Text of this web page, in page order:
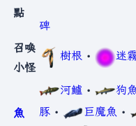
點
碑
召喚
小怪
樹根 • 迷
魚
河鱸 • 狗魚
豚 • 巨魔魚 •